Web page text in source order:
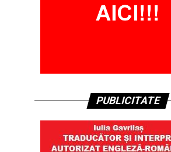
PUBLICITATE